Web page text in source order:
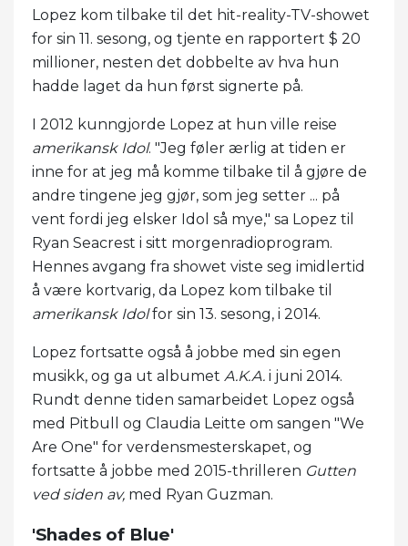
Lopez kom tilbake til det hit-reality-TV-showet
for sin 11. sesong, og tjente en rapportert $ 20
millioner, nesten det dobbelte av hva hun
hadde laget da hun først signerte på.
I 2012 kunngjorde Lopez at hun ville reise
amerikansk Idol. "Jeg føler ærlig at tiden er
inne for at jeg må komme tilbake til å gjøre de
andre tingene jeg gjør, som jeg setter ... på
vent fordi jeg elsker Idol så mye," sa Lopez til
Ryan Seacrest i sitt morgenradioprogram.
Hennes avgang fra showet viste seg imidlertid
å være kortvarig, da Lopez kom tilbake til
amerikansk Idolfor sin 13. sesong, i 2014.
Lopez fortsatte også å jobbe med sin egen
musikk, og ga ut albumet A.K.A. i juni 2014.
Rundt denne tiden samarbeidet Lopez også
med Pitbull og Claudia Leitte om sangen "We
Are One" for verdensmesterskapet, og
fortsatte å jobbe med 2015-thrilleren Gutten
ved siden av, med Ryan Guzman.
'Shades of Blue'